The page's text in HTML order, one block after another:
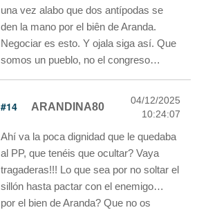
una vez alabo que dos antípodas se
den la mano por el biên de Aranda.
Negociar es esto. Y ojala siga así. Que
somos un pueblo, no el congreso…
#14 ARANDINA80
04/12/2025
10:24:07
Ahí va la poca dignidad que le quedaba
al PP, que tenéis que ocultar? Vaya
tragaderas!!! Lo que sea por no soltar el
sillón hasta pactar con el enemigo…
por el bien de Aranda? Que no os